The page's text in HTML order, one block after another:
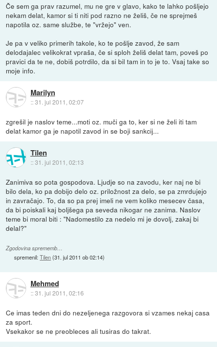
Če sem ga prav razumel, mu ne gre v glavo, kako te lahko pošljejo
nekam delat, kamor si ti niti pod razno ne želiš, če ne sprejmeš
napotila oz. same službe, te "vržejo" ven.
Je pa v veliko primerih takole, ko te pošlje zavod, že sam
delodajalec velikokrat vpraša, če si sploh želiš delat tam, poveš po
pravici da te ne, dobiš potrdilo, da si bil tam in to je to. Vsaj take so
moje info.
Marilyn
::31. jul 2011, 02:07
zgrešil je naslov teme...moti oz. muči ga to, ker si ne želi iti tam
delat kamor ga je napotil zavod in se boji sankcij...
Tilen
::31. jul 2011, 02:13
Zanimiva so pota gospodova. Ljudje so na zavodu, ker naj ne bi
bilo dela, ko pa dobijo delo oz. priložnost za delo, se pa zmrdujejo
in zavračajo. To, da so pa prej imeli ne vem koliko mesecev časa,
da bi poiskali kaj boljšega pa seveda nikogar ne zanima. Naslov
teme bi moral biti : "Nadomestilo za nedelo mi je dovolj, zakaj bi
delal?"
Zgodovina sprememb…
spremenil:Tilen(31. jul 2011 ob 02:14)
Mehmed
::31. jul 2011, 02:16
Ce imas teden dni do nezeljenega razgovora si vzames nekaj casa
za sport.
Vsekakor se ne preobleces ali tusiras do takrat.